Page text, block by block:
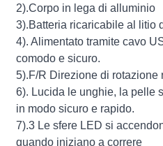
2).Corpo in lega di alluminio
3).Batteria ricaricabile al litio
4). Alimentato tramite cavo
comodo e sicuro.
5).F/R Direzione di rotazione
6). Lucida le unghie, la pelle
in modo sicuro e rapido.
7).3 Le sfere LED si
quando iniziano a correre